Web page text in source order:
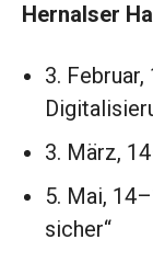
Hernalser
3. Februar,
3. März,
5. Mai,
sicher“